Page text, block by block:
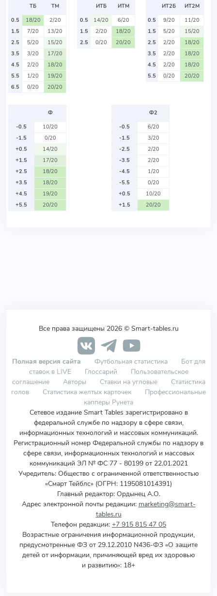
ТБ
ТМ
0.5
18/20
2/20
1.5
7/20
13/20
2.5
5/20
15/20
3.5
3/20
17/20
4.5
2/20
18/20
5.5
1/20
19/20
6.5
0/20 20/20
ИТБ
ИТМ
0.5
14/20
6/20
1.5
2/20
18/20
2.5
0/20 20/20
ИТ2Б
ИТ2М
0.5
9/20
11/20
1.5
5/20
15/20
2.5
2/20
18/20
3.5
2/20
18/20
4.5
2/20
18/20
5.5
0/20 20/20
Ф
-0.5
10/20
-1.5
0/20
+0.5
14/20
+1.5
17/20
+2.5
18/20
+3.5
18/20
+4.5
19/20
+5.5
20/20
Ф2
-0.5
6/20
-1.5
3/20
-2.5
2/20
-3.5
2/20
-4.5
1/20
-5.5
0/20
+0.5
10/20
+1.5
20/20
Все права защищены 2026 © Smart-tables.ru
Полная версия сайта Футбольная статистика
Бот для
ставок в LIVE
Глоссарий
Пользовательское
соглашение
Авторы Ставки на угловые
Статистика
голов
Статистика желтых карточек
Профессиональные
капперы Рунета
Сетевое издание Smart Tables зарегистрировано в
федеральной службе по надзору в сфере связи,
информационных технологий и массовых коммуникаций.
Регистрационный номер Федеральной службы по надзору в
сфере связи, информационных технологий и массовых
коммуникаций ЭЛ № ФС 77 - 80199 от 22.01.2021
Учредитель: Общество с ограниченной ответственностью
«Смарт Тейблс» (ОГРН: 1195081014391)
Главный редактор: Ордынец А.О.
Адрес электронной почты редакции: marketing@smart-
tables.ru
Телефон редакции: +7 915 815 47 05
Возрастные ограничения информационной продукции,
предусмотренные ФЗ от 29.12.2010 N436-ФЗ «О защите
детей от информации, причиняющей вред их здоровью
и развитию»: 18+